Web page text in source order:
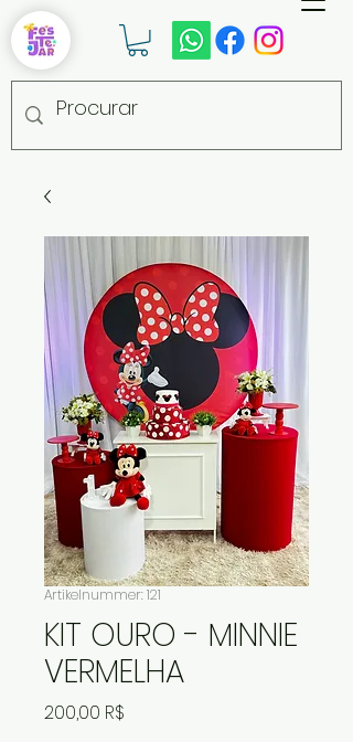
Artikelnummer: 121
KIT OURO - MINNIE
VERMELHA
200,00 R$